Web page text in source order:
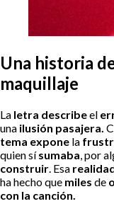
Una historia
maquillaje
La letra describeel
una ilusión pasajera.
tema expone la
quien sísumaba , por
construir . Esa
ha hecho que miles de
con la canción.